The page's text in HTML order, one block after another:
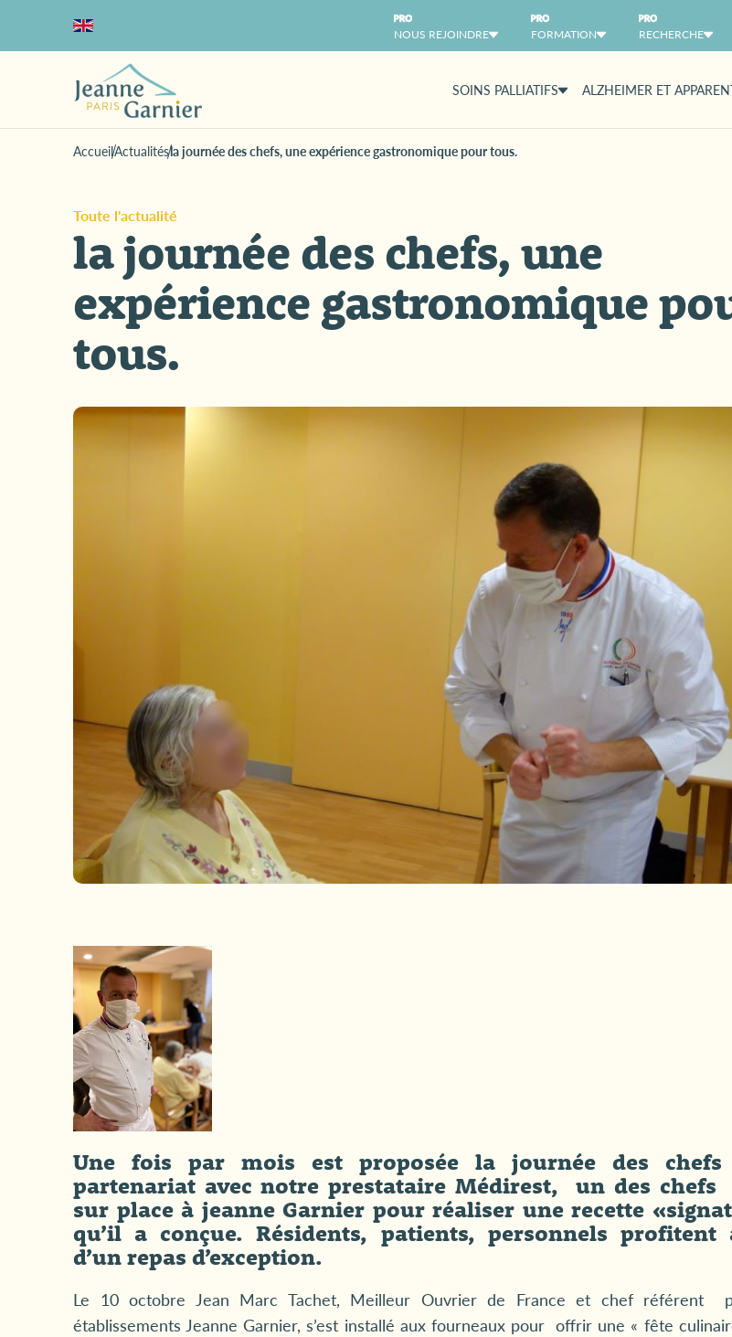
NOUS REJOINDRE FORMATION RECHERCHE
SOINS PALLIATIFS ALZHEIMER ET
AccueilActualitésla journée des chefs, une expérience gastronomique pour tous.
Toute l'actualité
la journée des chefs, une
expérience gastronomique
tous.
Une fois par mois est proposée la journée des
partenariat avec notre prestataire Médirest, un des
sur place à jeanne Garnier pour réaliser une recette
qu’il a conçue. Résidents, patients, personnels profitent
d’un repas d’exception.
Le 10 octobre Jean Marc Tachet, Meilleur Ouvrier de France et chef référent
établissements Jeanne Garnier, s’est installé aux fourneaux pour offrir une « fête